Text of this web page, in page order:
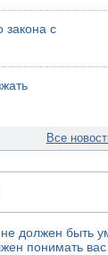
закона с
Все
должен быть
понимать вас